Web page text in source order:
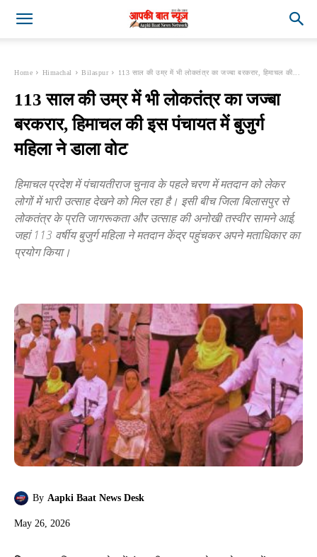
Home Himachal Bilaspur 113 साल की उम्र में भी लोकतंत्र का जज्बा बरकरार, हिमाचल की...
113 साल की उम्र में भी लोकतंत्र का जज्बा
बरकरार, हिमाचल की इस पंचायत में बुजुर्ग
महिला ने डाला वोट
हिमाचल प्रदेश में पंचायतीराज चुनाव के पहले चरण में मतदान को लेकर
लोगों में भारी उत्साह देखने को मिल रहा है। इसी बीच जिला बिलासपुर से
लोकतंत्र के प्रति जागरूकता और उत्साह की अनोखी तस्वीर सामने आई,
जहां 113 वर्षीय बुजुर्ग महिला ने मतदान केंद्र पहुंचकर अपने मताधिकार का
प्रयोग किया।
By Aapki Baat News Desk
May 26, 2026